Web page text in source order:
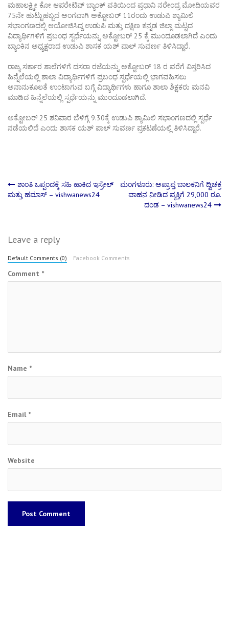
ಮಹಾಲಕ್ಷ್ಮೀ ಕೋ ಆಪರೇಟಿವ್ ಬ್ಯಾಂಕ್ ವತಿಯಿಂದ ಪ್ರಧಾನಿ ನರೇಂದ್ರ ಮೋದಿಯವರ
75ನೇ ಹುಟ್ಟುಹಬ್ಬದ ಅಂಗವಾಗಿ ಅಕ್ಟೋಬರ್ 11ರಂದು ಉಡುಪಿ ಶ್ಯಾಮಿಲಿ
ಸಭಾಂಗಣದಲ್ಲಿ ಆಯೋಜಿಸಿದ್ದ ಉಡುಪಿ ಮತ್ತು ದಕ್ಷಿಣ ಕನ್ನಡ ಜಿಲ್ಲಾ ಮಟ್ಟದ
ವಿದ್ಯಾರ್ಥಿಗಳಿಗೆ ಪ್ರಬಂಧ ಸ್ಪರ್ಧೆಯನ್ನು ಅಕ್ಟೋಬರ್ 25 ಕ್ಕೆ ಮುಂದೂಡಲಾಗಿದೆ ಎಂದು
ಬ್ಯಾಂಕಿನ ಅಧ್ಯಕ್ಷರಾದ ಉಡುಪಿ ಶಾಸಕ ಯಶ್ ಪಾಲ್ ಸುವರ್ಣ ತಿಳಿಸಿದ್ದಾರೆ.
ರಾಜ್ಯ ಸರ್ಕಾರ ಶಾಲೆಗಳಿಗೆ ದಸರಾ ರಜೆಯನ್ನು ಅಕ್ಟೋಬರ್ 18 ರ ವರೆಗೆ ವಿಸ್ತರಿಸಿದ
ಹಿನ್ನೆಲೆಯಲ್ಲಿ ಶಾಲಾ ವಿದ್ಯಾರ್ಥಿಗಳಿಗೆ ಪ್ರಬಂಧ ಸ್ಪರ್ಧೆಯಲ್ಲಿ ಭಾಗವಹಿಸಲು
ಅನಾನುಕೂಲತೆ ಉಂಟಾಗುವ ಬಗ್ಗೆ ವಿದ್ಯಾರ್ಥಿಗಳು ಹಾಗೂ ಶಾಲಾ ಶಿಕ್ಷಕರು ಮನವಿ
ಮಾಡಿದ ಹಿನ್ನೆಲೆಯಲ್ಲಿ ಸ್ಪರ್ಧೆಯನ್ನು ಮುಂದೂಡಲಾಗಿದೆ.
ಅಕ್ಟೋಬರ್ 25 ಶನಿವಾರ ಬೆಳಿಗ್ಗೆ 9.30ಕ್ಕೆ ಉಡುಪಿ ಶ್ಯಾಮಿಲಿ ಸಭಾಂಗಣದಲ್ಲಿ ಸ್ಪರ್ಧೆ
ನಡೆಯಲಿದೆ ಎಂದು ಶಾಸಕ ಯಶ್ ಪಾಲ್ ಸುವರ್ಣ ಪ್ರಕಟಣೆಯಲ್ಲಿ ತಿಳಿಸಿದ್ದಾರೆ.
Post
ಶಾಂತಿ ಒಪ್ಪಂದಕ್ಕೆ ಸಹಿ ಹಾಕಿದ ಇಸ್ರೇಲ್
ಮತ್ತು ಹಮಾಸ್ – vishwanews24
ಮಂಗಳೂರು: ಅಪ್ರಾಪ್ತ ಬಾಲಕನಿಗೆ ದ್ವಿಚಕ್ರ
ವಾಹನ ನೀಡಿದ ವ್ಯಕ್ತಿಗೆ 29,000 ರೂ.
ದಂಡ – vishwanews24
Leave a reply
Default Comments (0) Facebook Comments
Comment *
Name *
Email *
Website